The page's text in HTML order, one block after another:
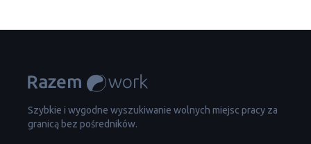
Szybkie i wygodne wyszukiwanie wolnych miejsc pracy za
granicą bez pośredników.